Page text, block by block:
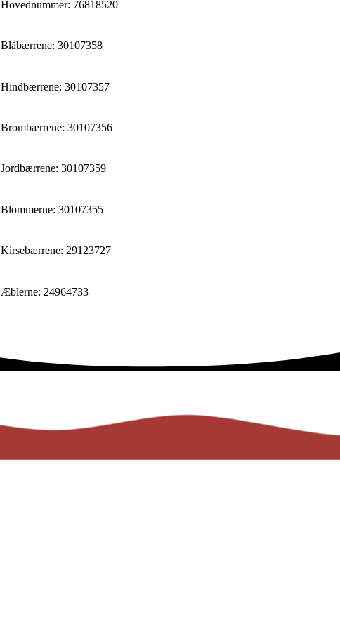
Hovednummer: 76818520
Blåbærrene: 30107358
Hindbærrene: 30107357
Brombærrene: 30107356
Jordbærrene: 30107359
Blommerne: 30107355
Kirsebærrene: 29123727
Æblerne: 24964733